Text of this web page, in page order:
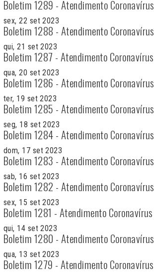
Boletim 1289 - Atendimento Coronavírus
sex, 22 set 2023
Boletim 1288 - Atendimento Coronavírus
qui, 21 set 2023
Boletim 1287 - Atendimento Coronavírus
qua, 20 set 2023
Boletim 1286 - Atendimento Coronavírus
ter, 19 set 2023
Boletim 1285 - Atendimento Coronavírus
seg, 18 set 2023
Boletim 1284 - Atendimento Coronavírus
dom, 17 set 2023
Boletim 1283 - Atendimento Coronavírus
sab, 16 set 2023
Boletim 1282 - Atendimento Coronavírus
sex, 15 set 2023
Boletim 1281 - Atendimento Coronavírus
qui, 14 set 2023
Boletim 1280 - Atendimento Coronavírus
qua, 13 set 2023
Boletim 1279 - Atendimento Coronavírus